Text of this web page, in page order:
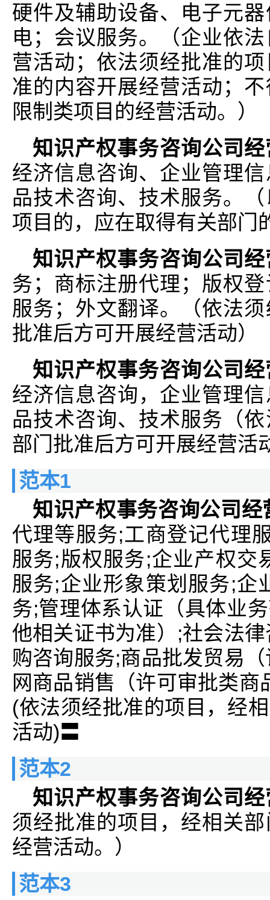
硬件及辅助设备、电子元
电；会议服务。（企业依
营活动；依法须经批准的
准的内容开展经营活动；
限制类项目的经营活动。）
知识产权事务咨询公司
经济信息咨询、企业管理
品技术咨询、技术服务。
项目的，应在取得有关部门
知识产权事务咨询公司
务；商标注册代理；版权
服务；外文翻译。（依法
批准后方可开展经营活动）
知识产权事务咨询公司
经济信息咨询，企业管理
品技术咨询、技术服务（
部门批准后方可开展经营活
范本1
知识产权事务咨询公司经
代理等服务;工商登记代理
服务;版权服务;企业产权交
服务;企业形象策划服务;企
务;管理体系认证（具体业
他相关证书为准）;社会法
购咨询服务;商品批发贸易
网商品销售（许可审批类
(依法须经批准的项目，经
活动)〓
范本2
知识产权事务咨询公司
须经批准的项目，经相关
经营活动。）
范本3